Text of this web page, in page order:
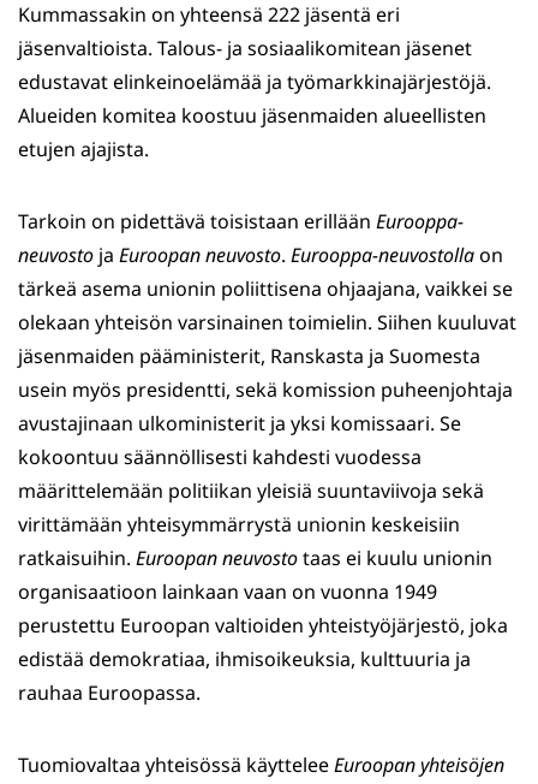
Kummassakin on yhteensä 222 jäsentä eri
jäsenvaltioista. Talous- ja sosiaalikomitean jäsenet
edustavat elinkeinoelämää ja työmarkkinajärjestöjä.
Alueiden komitea koostuu jäsenmaiden alueellisten
etujen ajajista.
Tarkoin on pidettävä toisistaan erillään Eurooppa-
neuvosto ja Euroopan neuvosto. Eurooppa-neuvostollaon
tärkeä asema unionin poliittisena ohjaajana, vaikkei se
olekaan yhteisön varsinainen toimielin. Siihen kuuluvat
jäsenmaiden pääministerit, Ranskasta ja Suomesta
usein myös presidentti, sekä komission puheenjohtaja
avustajinaan ulkoministerit ja yksi komissaari. Se
kokoontuu säännöllisesti kahdesti vuodessa
määrittelemään politiikan yleisiä suuntaviivoja sekä
virittämään yhteisymmärrystä unionin keskeisiin
ratkaisuihin. Euroopan neuvostotaas ei kuulu unionin
organisaatioon lainkaan vaan on vuonna 1949
perustettu Euroopan valtioiden yhteistyöjärjestö, joka
edistää demokratiaa, ihmisoikeuksia, kulttuuria ja
rauhaa Euroopassa.
Tuomiovaltaa yhteisössä käytteleeEuroopan yhteisöjen